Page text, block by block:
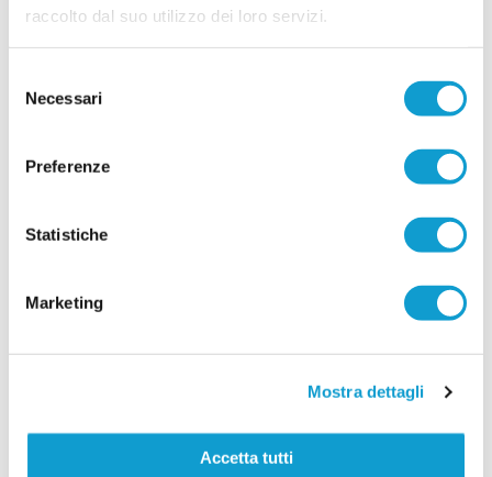
raccolto dal suo utilizzo dei loro servizi.
delNecessari
Preferenze
Statistiche
Marketing
Mostra dettagli
Accetta tutti
denunciato dal club biancorosso, starebbe
segnalazioni dettagliate riguardanti presunti com
Vai all'edizione provinciale